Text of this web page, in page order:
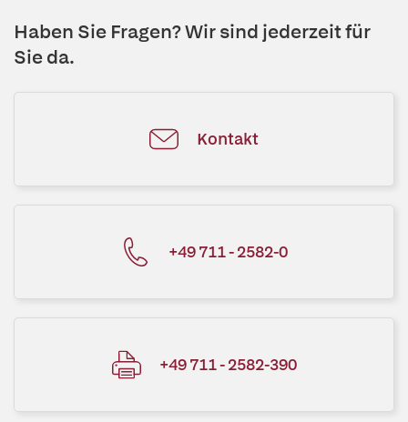
Haben Sie Fragen? Wir sind jederzeit für
Sie da.
Kontakt
+49 711 - 2582-0
+49 711 - 2582-390